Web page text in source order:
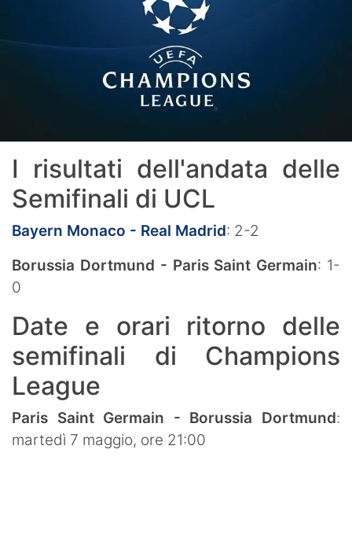
I risultati dell'andata delle
Semifinali di UCL
Bayern Monaco - Real Madrid: 2-2
Borussia Dortmund - Paris Saint Germain: 1-
0
Date e orari ritorno delle
semifinali di Champions
League
Paris Saint Germain - Borussia Dortmund:
martedì 7 maggio, ore 21:00